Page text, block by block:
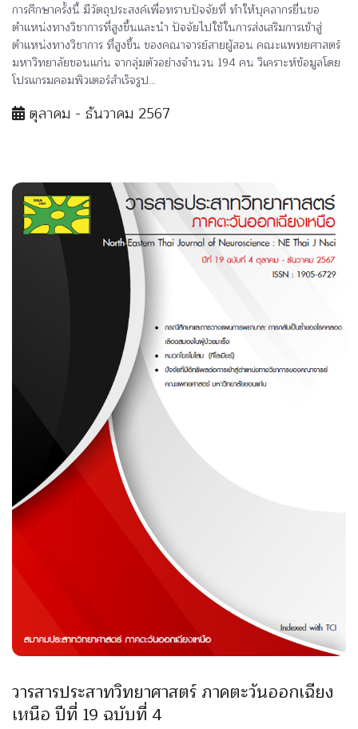
การศึกษาครั้งนี้ มีวัตถุประสงค์เพื่อทราบปัจจัยที่ ทำให้บุคลากรยื่นขอ
ตำแหน่งทางวิชาการที่สูงขึ้นและนำ ปัจจัยไปใช้ในการส่งเสริมการเข้าสู่
ตำแหน่งทางวิชาการ ที่สูงขึ้น ของคณาจารย์สายผู้สอน คณะแพทยศาสตร์
มหาวิทยาลัยขอนแก่น จากลุ่มตัวอย่างจำนวน 194 คน วิเคราะห์ข้อมูลโดย
โปรแกรมคอมพิวเตอร์สำเร็จรูป...
ตุลาคม - ธันวาคม 2567
วารสารประสาทวิทยาศาสตร์ ภาคตะวันออกเฉียง
เหนือ ปีที่ 19 ฉบับที่ 4